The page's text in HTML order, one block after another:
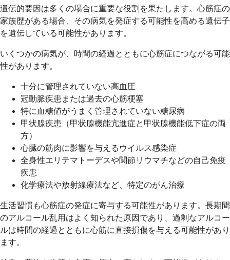
遺伝的要因は多くの場合に重要な役割を果たします。心筋症の
家族歴がある場合、その病気を発症する可能性を高める遺伝子
を遺伝している可能性があります。
いくつかの病気が、時間の経過とともに心筋症につながる可能
性があります。
十分に管理されていない高血圧
冠動脈疾患または過去の心筋梗塞
特に血糖値がうまく管理されていない糖尿病
甲状腺疾患（甲状腺機能亢進症と甲状腺機能低下症の両
方）
心臓の筋肉に影響を与えるウイルス感染症
全身性エリテマトーデスや関節リウマチなどの自己免疫
疾患
化学療法や放射線療法など、特定のがん治療
生活習慣も心筋症の発症に寄与する可能性があります。長期間
のアルコール乱用はよく知られた原因であり、過剰なアルコー
ルは時間の経過とともに心筋に直接損傷を与える可能性があり
ます。